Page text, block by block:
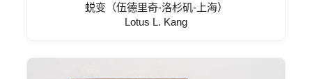
蜕变（伍德里奇-洛杉矶-上海）
Lotus L. Kang